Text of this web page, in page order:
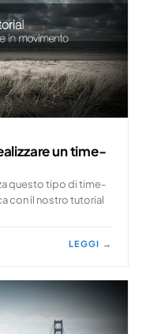
un time-
questo tipo di time-
con il nostro tutorial
LEGGI →